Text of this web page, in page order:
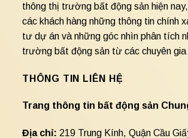
thông thị trường bất động sản hiện
các khách hàng những thông tin chính
tư dự án và những góc nhìn phân tích
trường bất động sản từ các chuyên gia
THÔNG TIN LIÊN HỆ
Trang thông tin bất động sản
Địa chỉ: 219 Trung Kính, Quận Cầu